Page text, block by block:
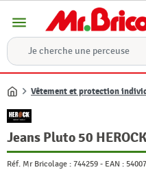
menu
Accueil
Vêtement et protection
Jeans Pluto 50 HEROCK
Réf. Mr Bricolage : 744259 - EAN :